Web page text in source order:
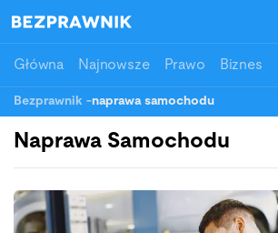
Główna Najnowsze Prawo Biznes
Bezprawnik -naprawa samochodu
Naprawa Samochodu